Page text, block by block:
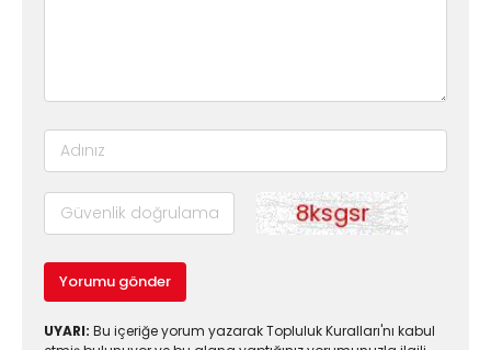
Yorumu gönder
UYARI: Bu içeriğe yorum yazarak Topluluk Kuralları'nı kabul